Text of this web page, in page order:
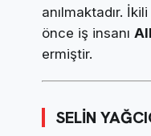
anılmaktadır.
önce iş insanı
ermiştir.
SELİN